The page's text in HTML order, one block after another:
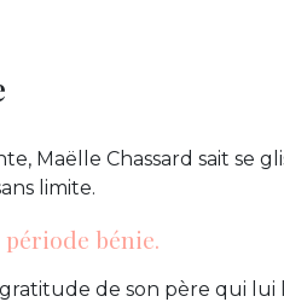
Maëlle Chassard sait se
limite.
période bénie.
de son père qui lui